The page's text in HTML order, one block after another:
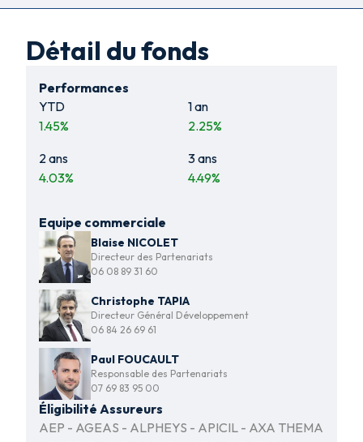
Détail du fonds
Performances
YTD
1.45%
1 an
2.25%
2 ans
4.03%
3 ans
4.49%
Equipe commerciale
Blaise NICOLET
Directeur des Partenariats
06 08 89 31 60
Christophe TAPIA
Directeur Général Développement
06 84 26 69 61
Paul FOUCAULT
Responsable des Partenariats
07 69 83 95 00
Éligibilité Assureurs
AEP - AGEAS - ALPHEYS - APICIL - AXA THEMA